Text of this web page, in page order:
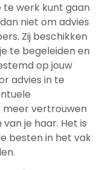
te werk kunt gaan
niet om advies
Zij beschikken
te begeleiden en
op jouw
advies in te
meer vertrouwen
je haar. Het is
besten in het vak